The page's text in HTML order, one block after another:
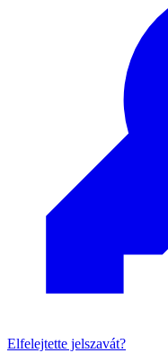
Elfelejtette jelszavát?